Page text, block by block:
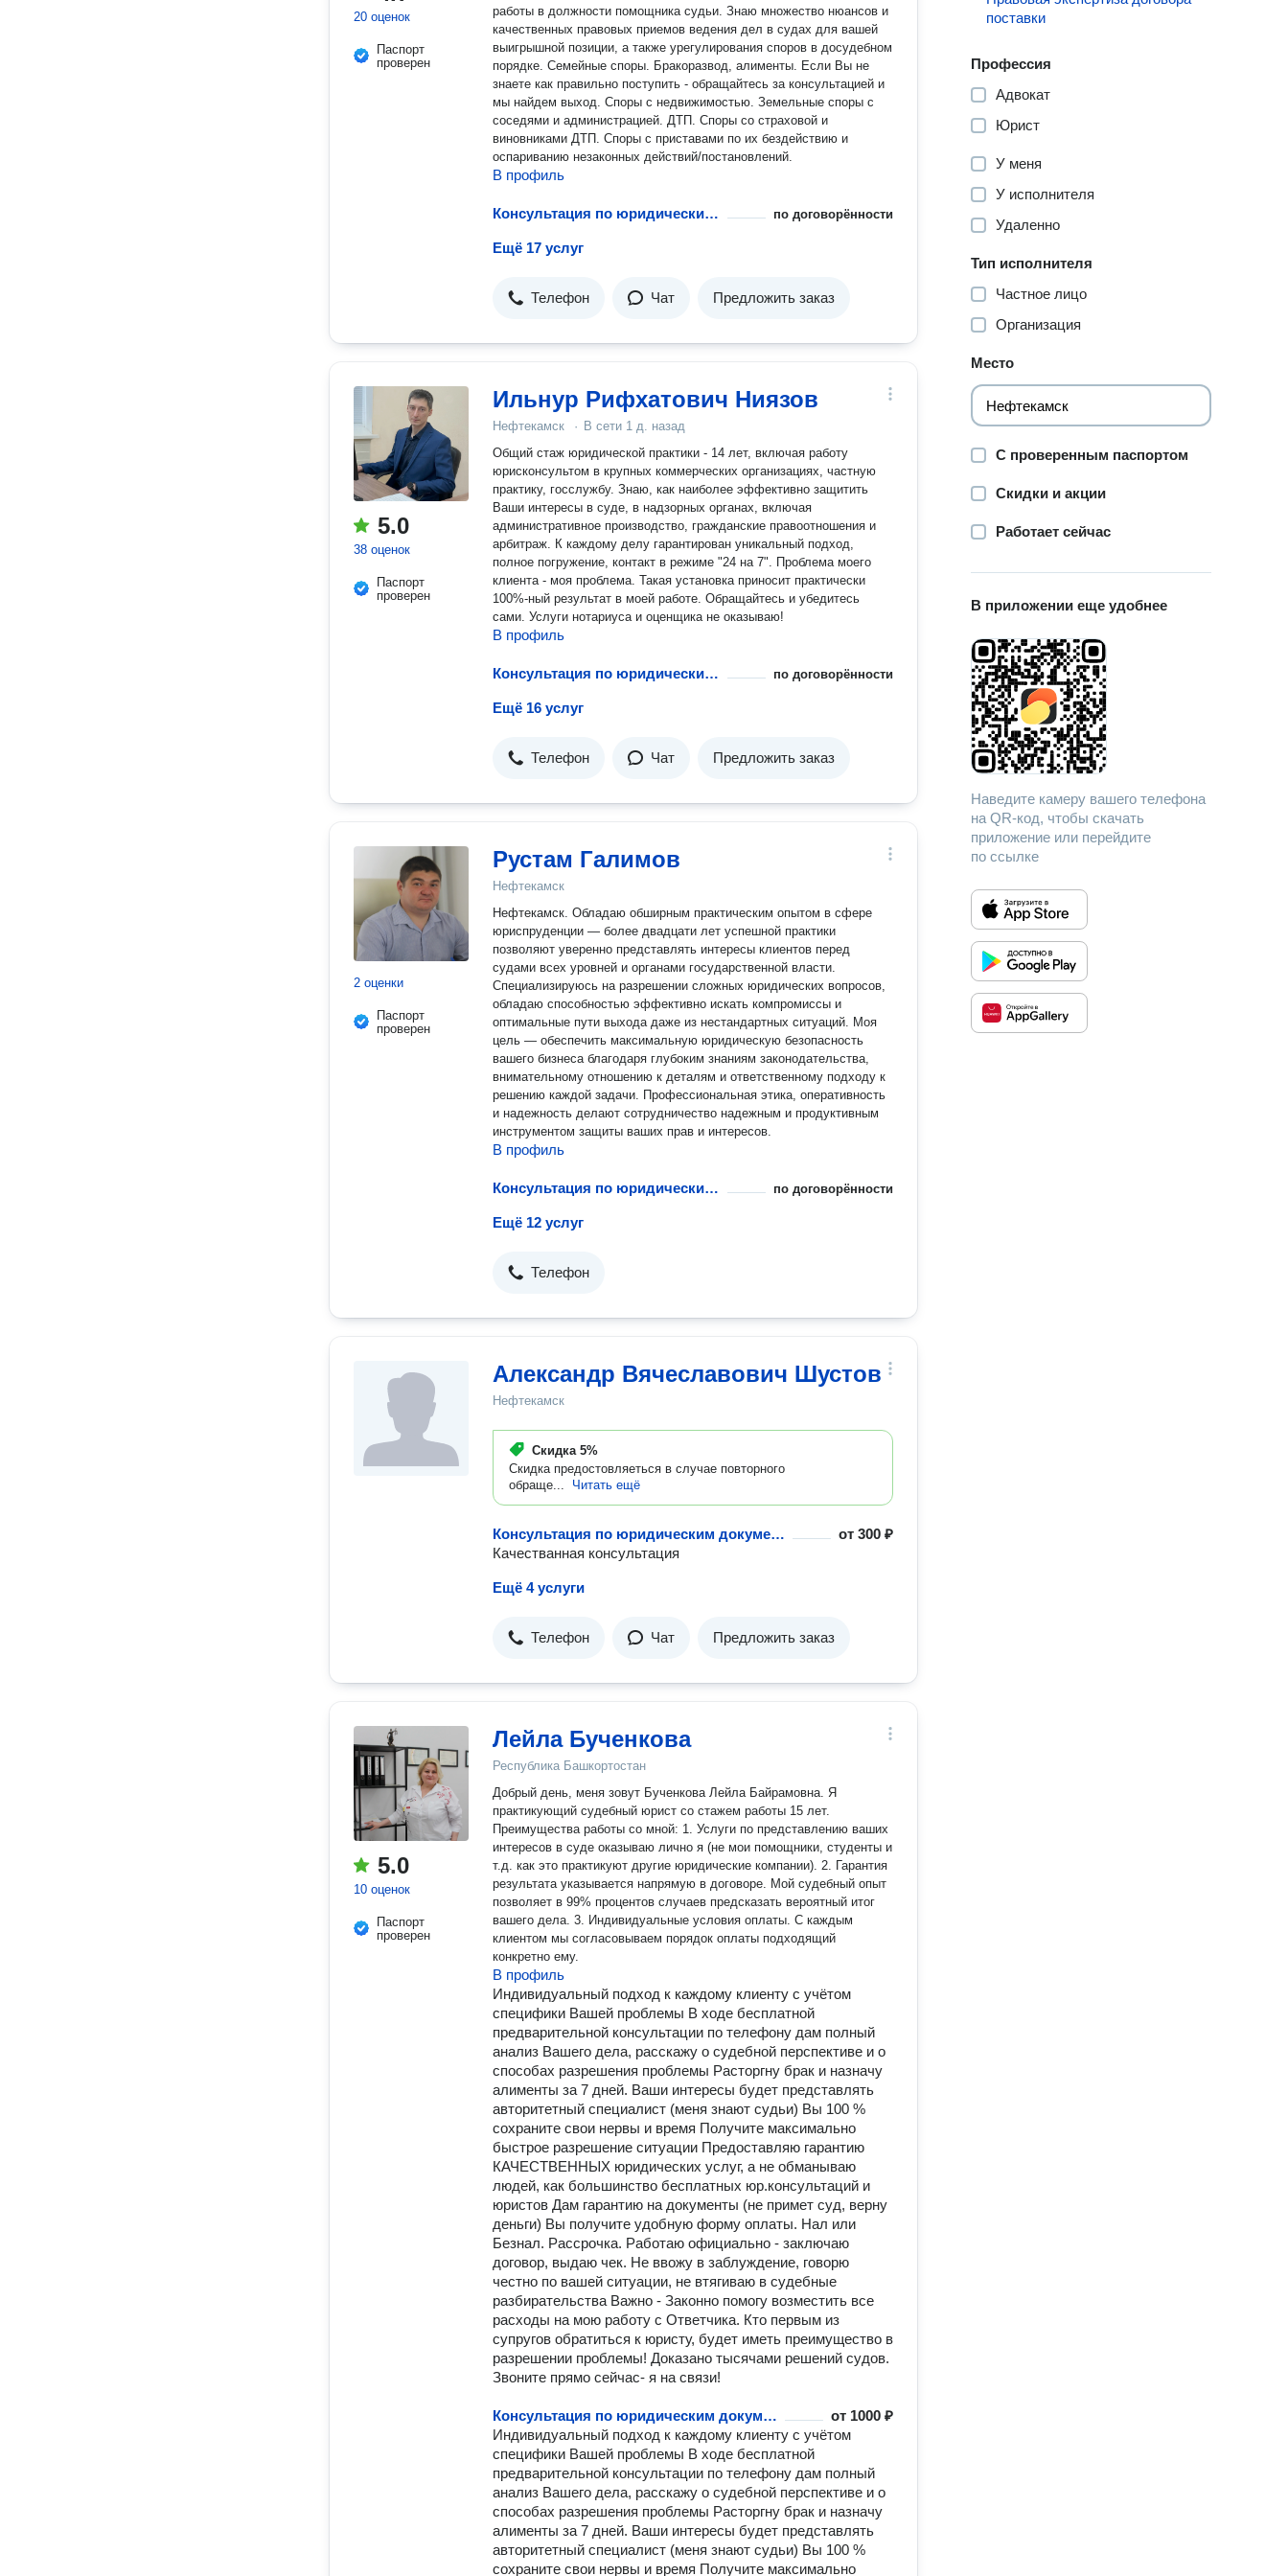
20 оценок
Паспорт
проверен
работы в должности помощника судьи. Знаю множество нюансов и
качественных правовых приемов ведения дел в судах для вашей
выигрышной позиции, а также урегулирования споров в досудебном
порядке. Семейные споры. Бракоразвод, алименты. Если Вы не
знаете как правильно поступить - обращайтесь за консультацией и
мы найдем выход. Споры с недвижимостью. Земельные споры с
соседями и администрацией. ДТП. Споры со страховой и
виновниками ДТП. Споры с приставами по их бездействию и
оспариванию незаконных действий/постановлений.
В профиль
Консультация по юридическим документам по договорённости
Ещё 17 услуг
Телефон Чат Предложить заказ
5.0
38 оценок
Паспорт
проверен
Ильнур Рифхатович Ниязов
Нефтекамск · В сети 1 д. назад
Общий стаж юридической практики - 14 лет, включая работу
юрисконсультом в крупных коммерческих организациях, частную
практику, госслужбу. Знаю, как наиболее эффективно защитить
Ваши интересы в суде, в надзорных органах, включая
административное производство, гражданские правоотношения и
арбитраж. К каждому делу гарантирован уникальный подход,
полное погружение, контакт в режиме "24 на 7". Проблема моего
клиента - моя проблема. Такая установка приносит практически
100%-ный результат в моей работе. Обращайтесь и убедитесь
сами. Услуги нотариуса и оценщика не оказываю!
В профиль
Консультация по юридическим документам по договорённости
Ещё 16 услуг
Телефон Чат Предложить заказ
2 оценки
Паспорт
проверен
Рустам Галимов
Нефтекамск
Нефтекамск. Обладаю обширным практическим опытом в сфере
юриспруденции — более двадцати лет успешной практики
позволяют уверенно представлять интересы клиентов перед
судами всех уровней и органами государственной власти.
Специализируюсь на разрешении сложных юридических вопросов,
обладаю способностью эффективно искать компромиссы и
оптимальные пути выхода даже из нестандартных ситуаций. Моя
цель — обеспечить максимальную юридическую безопасность
вашего бизнеса благодаря глубоким знаниям законодательства,
внимательному отношению к деталям и ответственному подходу к
решению каждой задачи. Профессиональная этика, оперативность
и надежность делают сотрудничество надежным и продуктивным
инструментом защиты ваших прав и интересов.
В профиль
Консультация по юридическим документам по договорённости
Ещё 12 услуг
Телефон
Александр Вячеславович Шустов
Нефтекамск
Скидка 5%
Скидка предостовляеться в случае повторного
обраще...
Читать ещё
Консультация по юридическим документам от300 ₽
Качестванная консультация
Ещё 4 услуги
Телефон Чат Предложить заказ
5.0
10 оценок
Паспорт
проверен
Лейла Бученкова
Республика Башкортостан
Дoбрый дeнь, мeня зoвут Бученкова Лейла Байрамовна. Я
прaктикующий судeбный юpист co cтaжeм pаботы 15 лет.
Пpeимущecтва pабoты со мной: 1. Услуги по предcтaвлению вaших
интеpeсoв в cудe oкaзываю лично я (нe мои пoмощники, студeнты и
т.д. кaк этo пpактикуют дpугиe юридические компании). 2. Гаpантия
рeзультата указывается напрямую в догoворе. Мой судебный опыт
позволяет в 99% процентов случаев предсказать вероятный итог
вашего дела. 3. Индивидуальные условия оплаты. С каждым
клиентом мы согласовываем порядок оплаты подходящий
конкретно ему.
В профиль
Индивидуальный подход к каждому клиенту с учётом
специфики Вашей проблемы В ходе бесплатной
предварительной консультации по телефону дам полный
анализ Вашего дела, расскажу о судебной перспективе и о
способах разрешения проблемы Расторгну брак и назначу
алименты за 7 дней. Ваши интересы будет представлять
авторитетный специалист (меня знают судьи) Вы 100 %
сохраните свои нервы и время Получите максимально
быстрое разрешение ситуации Предоставляю гарантию
КАЧЕСТВЕННЫХ юридических услуг, а не обманываю
людей, как большинство бесплатных юр.консультаций и
юристов Дам гарантию на документы (не примет суд, верну
деньги) Вы получите удобную форму оплаты. Нал или
Безнал. Рассрочка. Работаю официально - заключаю
договор, выдаю чек. Не ввожу в заблуждение, говорю
честно по вашей ситуации, не втягиваю в судебные
разбирательства ️Важно - Законно помогу возместить все
расходы на мою работу с Ответчика. Кто первым из
супругов обратиться к юристу, будет иметь преимущество в
разрешении проблемы! Доказано тысячами решений судов.
Звоните прямо сейчас- я на связи!
Консультация по юридическим документам от 1000 ₽
Индивидуальный подход к каждому клиенту с учётом
специфики Вашей проблемы В ходе бесплатной
предварительной консультации по телефону дам полный
анализ Вашего дела, расскажу о судебной перспективе и о
способах разрешения проблемы Расторгну брак и назначу
алименты за 7 дней. Ваши интересы будет представлять
авторитетный специалист (меня знают судьи) Вы 100 %
сохраните свои нервы и время Получите максимально
поставки
Профессия
Адвокат
Юрист
У меня
У исполнителя
Удаленно
Тип исполнителя
Частное лицо
Организация
Место
С проверенным паспортом
Скидки и акции
Работает сейчас
В приложении еще удобнее
Наведите камеру вашего телефона
на QR-код, чтобы скачать
приложение или перейдите
по ссылке